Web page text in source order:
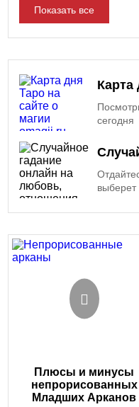
Показать все
Карта
сегодня
выберет
Плюсы и минусы
непрорисованных
Младших Арканов